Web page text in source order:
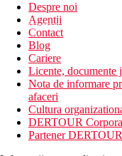
newsletter!
Despre noi
Agentii
Contact
Blog
Cariere
Licente, documente
Nota de informare
afaceri
Cultura
DERTOUR
Partener DERTOUR